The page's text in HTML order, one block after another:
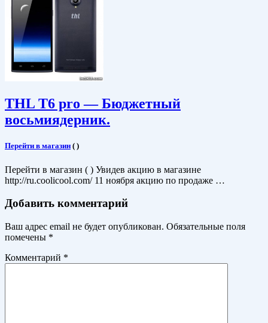
THL T6 pro — Бюджетный
восьмиядерник.
Перейти в магазин ( )
Перейти в магазин ( ) Увидев акцию в магазине
http://ru.coolicool.com/ 11 ноября акцию по продаже …
Добавить комментарий
Ваш адрес email не будет опубликован. Обязательные поля
помечены *
Комментарий *